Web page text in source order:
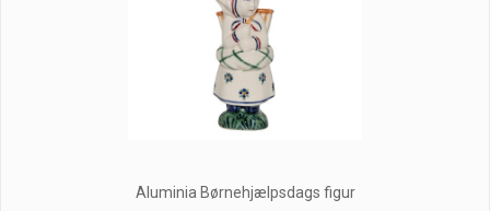
Aluminia Børnehjælpsdags figur